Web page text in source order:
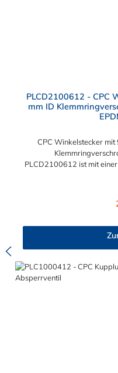
PLCD2100612 - CPC
mm ID
CPC Winkelstecker mit
PLCD2100612 ist mit
Winkelsteckers ist
hat ein Außenmaß von ≈